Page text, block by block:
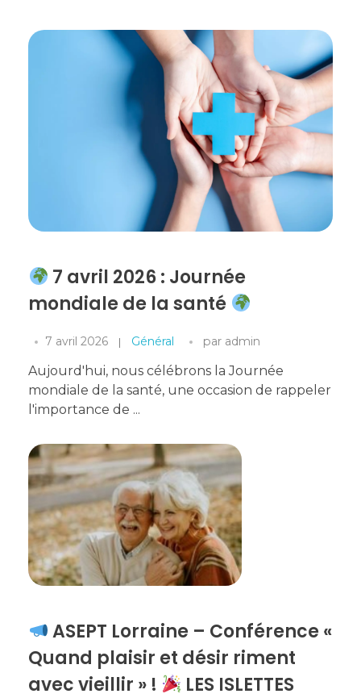
7 avril 2026 : Journée
mondiale de la santé
7 avril 2026 Général par admin
Aujourd'hui, nous célébrons la Journée
mondiale de la santé, une occasion de rappeler
l'importance de ...
ASEPT Lorraine – Conférence «
Quand plaisir et désir riment
avec vieillir » !
LES ISLETTES